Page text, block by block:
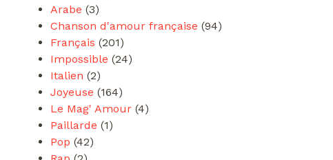
Arabe (3)
Chanson d'amour française (94)
Français (201)
Impossible (24)
Italien (2)
Joyeuse (164)
Le Mag' Amour (4)
Paillarde (1)
Pop (42)